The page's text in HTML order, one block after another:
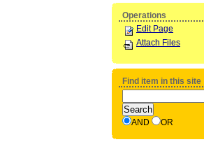
Operations
Edit Page
Attach Files
Find item in this site
AND OR